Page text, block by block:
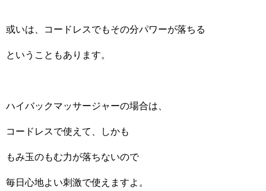
或いは、コードレスでもその分パワーが落ちる
ということもあります。
ハイバックマッサージャーの場合は、
コードレスで使えて、しかも
もみ玉のもむ力が落ちないので
毎日心地よい刺激で使えますよ。